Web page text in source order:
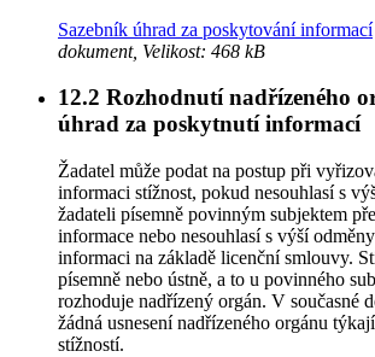
Sazebník úhrad za poskytování informací
dokument, Velikost: 468 kB
12.2 Rozhodnutí nadřízeného
úhrad za poskytnutí informací
Žadatel může podat na postup při
informaci stížnost, pokud nesouhlasí s
žadateli písemně povinným subjektem
informace nebo nesouhlasí s výší
informaci na základě licenční smlouvy.
písemně nebo ústně, a to u povinného
rozhoduje nadřízený orgán. V současné
žádná usnesení nadřízeného orgánu
stížností.